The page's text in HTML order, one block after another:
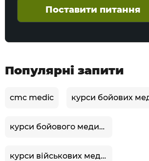
Поставити питання
Популярні запити
cmc medic курси бойових
курси бойового медика
курси військових медиків